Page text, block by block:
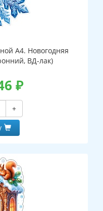
А4. Новогодняя
ВД-лак)
₽
+